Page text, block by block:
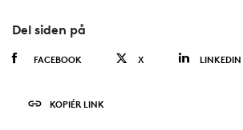
Del siden på
FACEBOOK X LINKEDIN
KOPIÉR LINK